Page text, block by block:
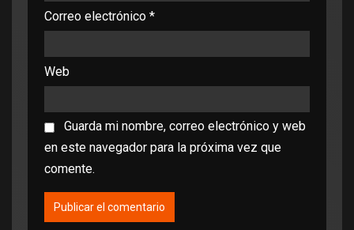
Correo electrónico *
Web
Guarda mi nombre, correo electrónico y web
en este navegador para la próxima vez que
comente.